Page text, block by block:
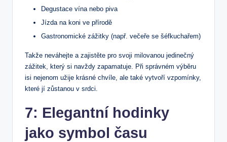
Degustace vína nebo piva
Jízda na koni ve přírodě
Gastronomické zážitky (např. večeře se šéfkuchařem)
Takže neváhejte a zajistěte pro svoji milovanou jedinečný
zážitek, který si navždy zapamatuje. Při správném výběru
isi nejenom užije krásné chvíle, ale také vytvoří vzpomínky,
které jí zůstanou v srdci.
7: Elegantní hodinky
jako symbol času